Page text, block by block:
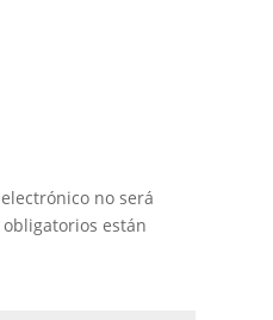
no será
obligatorios están